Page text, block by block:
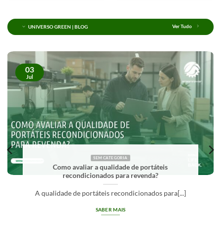
UNIVERSO GREEN | BLOG Ver Tudo
SEM CATEGORIA
Como avaliar a qualidade de portáteis
recondicionados para revenda?
A qualidade de portáteis recondicionados para[...]
SABER MAIS
03
Jul